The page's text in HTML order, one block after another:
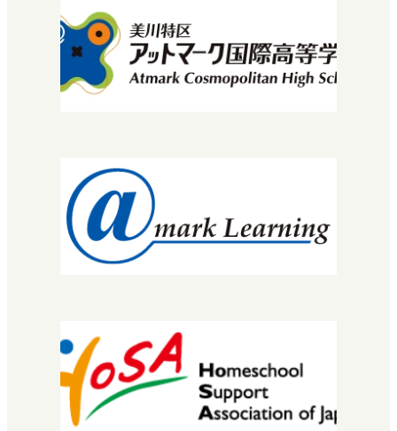
初めての方へ（明蓬館高校の特徴）
学び方
マイプロ
先生・コーチについて
バレエ・ダンサーコース
SNEC（スペシャルニーズ）
STEC
EuLa明蓬館中等部
スクールライフ
校長挨拶
教育理念・コンセプト
学校概要
進路実績
情報公開